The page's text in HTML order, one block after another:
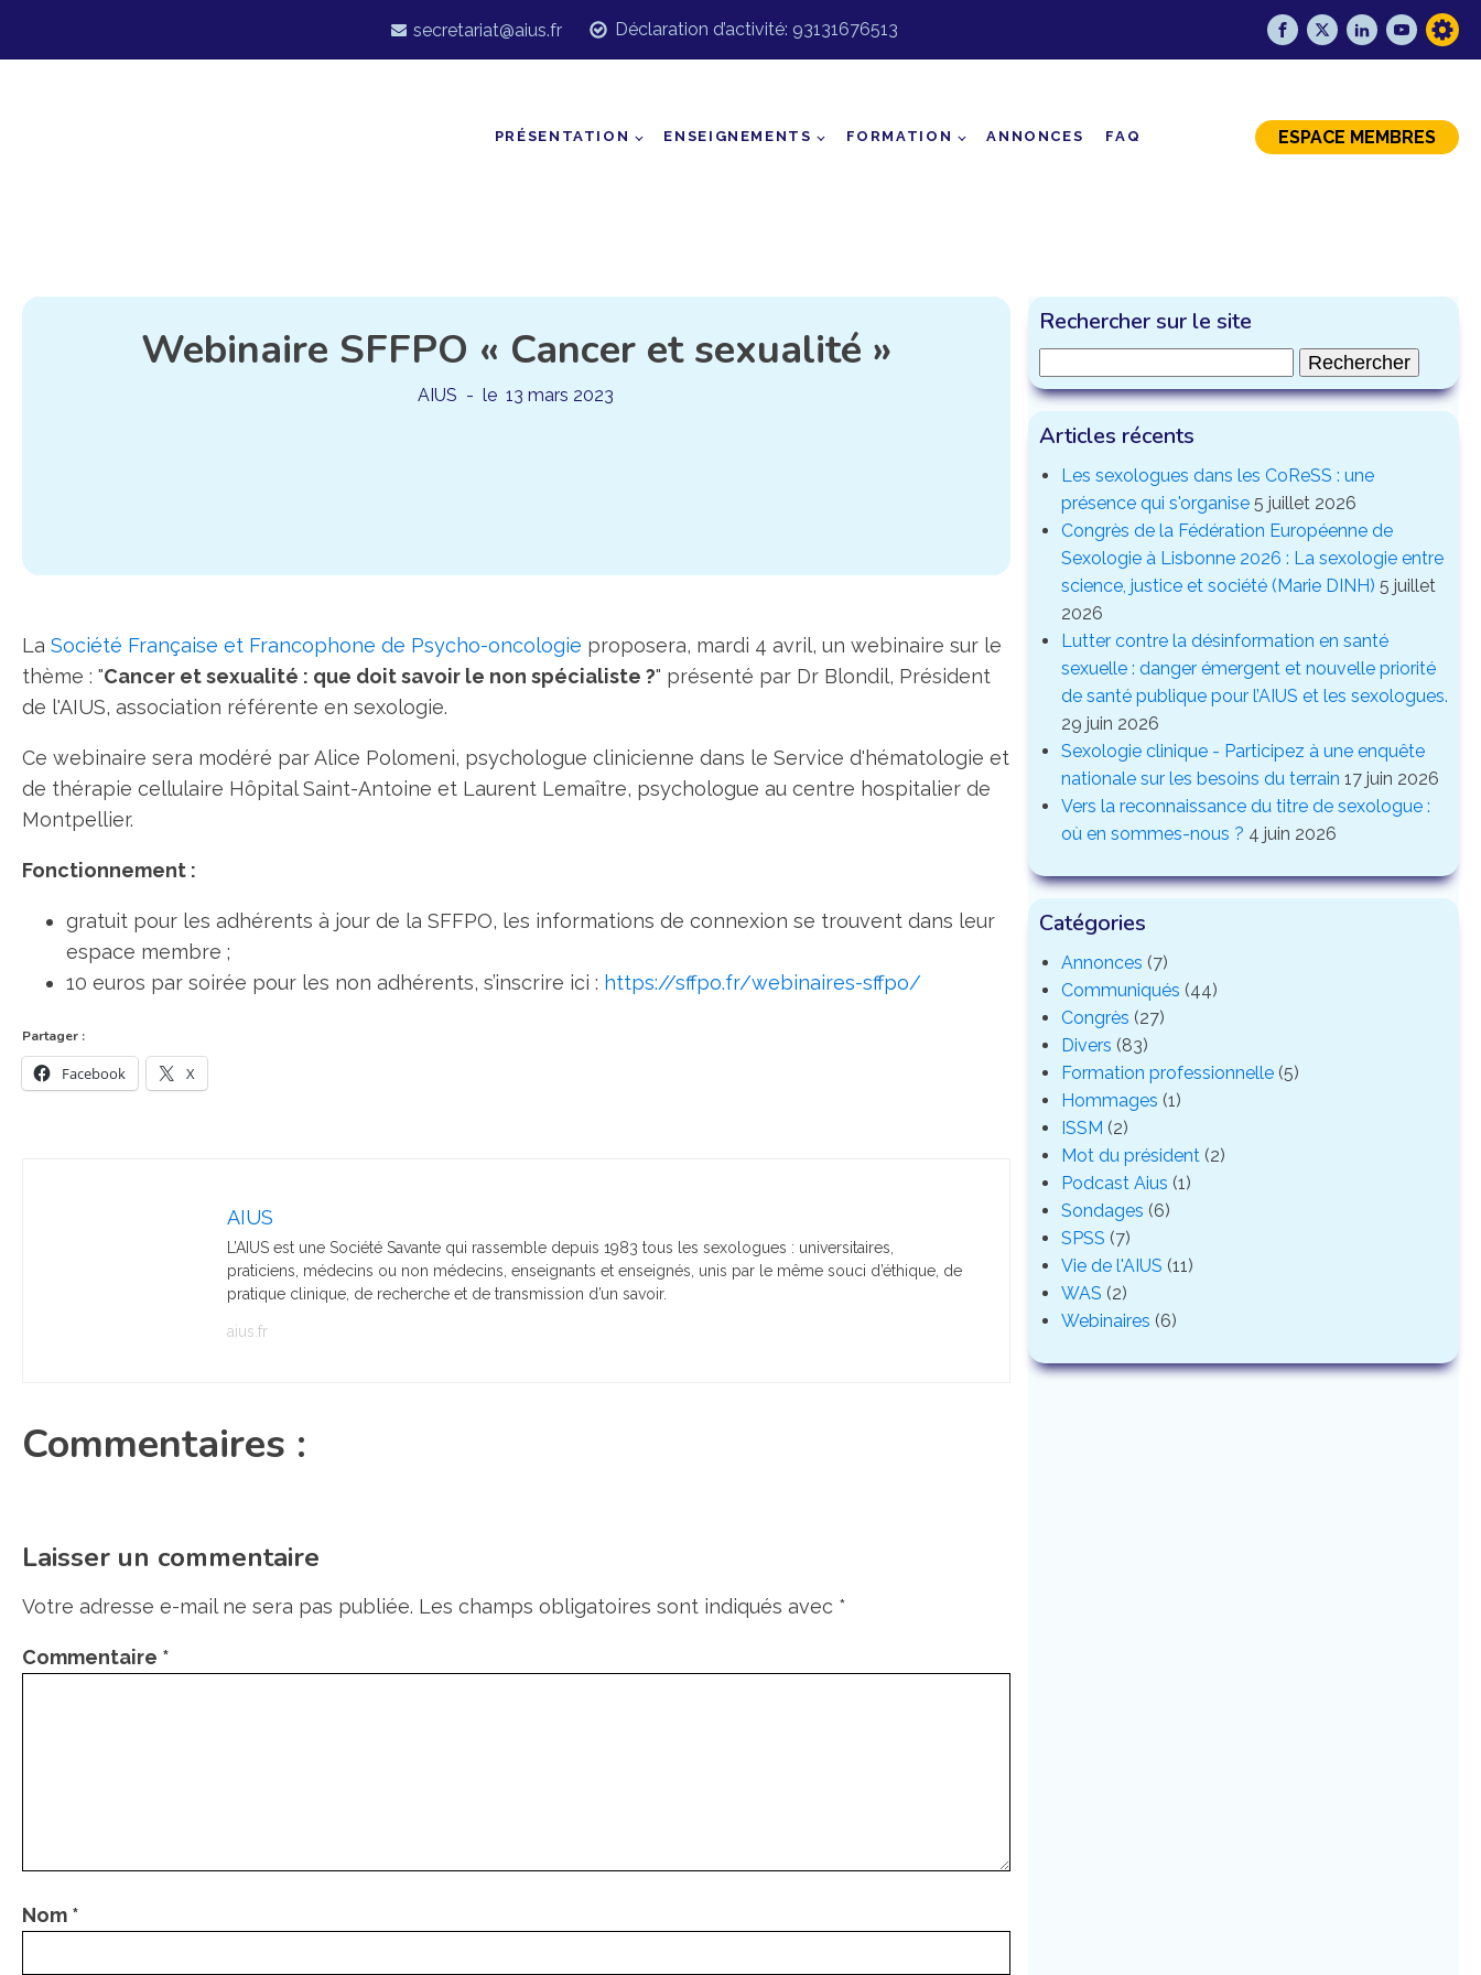
secretariat@aius.fr Déclaration d’activité: 93131676513
PRÉSENTATION ENSEIGNEMENTS FORMATION ANNONCES FAQ ESPACE MEMBRES
Webinaire SFFPO « Cancer et sexualité »
AIUS - le13 mars 2023
La Société Française et Francophone de Psycho-oncologie proposera, mardi 4 avril, un webinaire sur le
thème : "Cancer et sexualité : que doit savoir le non spécialiste ?" présenté par Dr Blondil, Président
de l'AIUS, association référente en sexologie.
Ce webinaire sera modéré par Alice Polomeni, psychologue clinicienne dans le Service d'hématologie et
de thérapie cellulaire Hôpital Saint-Antoine et Laurent Lemaître, psychologue au centre hospitalier de
Montpellier.
Fonctionnement :
gratuit pour les adhérents à jour de la SFFPO, les informations de connexion se trouvent dans leur
espace membre ;
10 euros par soirée pour les non adhérents, s’inscrire ici : https://sffpo.fr/webinaires-sffpo/
Partager :
Facebook X
AIUS
L’AIUS est une Société Savante qui rassemble depuis 1983 tous les sexologues : universitaires,
praticiens, médecins ou non médecins, enseignants et enseignés, unis par le même souci d’éthique, de
pratique clinique, de recherche et de transmission d’un savoir.
aius.fr
Commentaires :
Laisser un commentaire
Votre adresse e-mail ne sera pas publiée. Les champs obligatoires sont indiqués avec *
Commentaire *
Nom *
Rechercher sur le site
Articles récents
Les sexologues dans les CoReSS : une
présence qui s'organise 5 juillet 2026
Congrès de la Fédération Européenne de
Sexologie à Lisbonne 2026 : La sexologie entre
science, justice et société (Marie DINH) 5 juillet
2026
Lutter contre la désinformation en santé
sexuelle : danger émergent et nouvelle priorité
de santé publique pour l’AIUS et les sexologues.
29 juin 2026
Sexologie clinique - Participez à une enquête
nationale sur les besoins du terrain 17 juin 2026
Vers la reconnaissance du titre de sexologue :
où en sommes-nous ? 4 juin 2026
Catégories
Annonces (7)
Communiqués (44)
Congrès (27)
Divers (83)
Formation professionnelle(5)
Hommages (1)
ISSM (2)
Mot du président(2)
Podcast Aius (1)
Sondages (6)
SPSS (7)
Vie de l'AIUS (11)
WAS (2)
Webinaires (6)